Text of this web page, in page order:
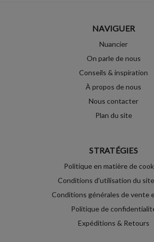
NAVIGUER
Nuancier
On parle de nous
Conseils & inspiration
À propos de nous
Nous contacter
Plan du site
STRATÉGIES
Politique en matière de
Conditions d'utilisation du
Conditions générales de vente
Politique de
Expéditions & Retours